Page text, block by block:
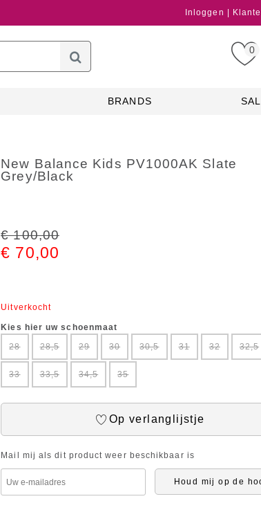
Inloggen
0
BRANDS
New Balance Kids PV1000AK Slate
Grey/Black
€ 100,00
€ 70,00
Uitverkocht
Kies hier uw schoenmaat
28
28,5 29 30 30,5 31 32 32,5
33 33,5 34,5 35
Op verlanglijstje
Mail mij als dit product weer beschikbaar is
Houd mij op de